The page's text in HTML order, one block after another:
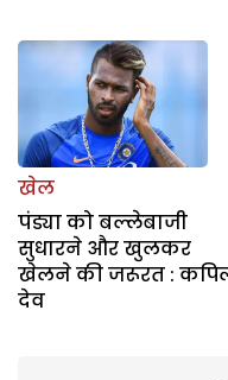
खेल
पंड्या को बल्लेबाजी
सुधारने और खुलकर
खेलने की जरूरत :
देव